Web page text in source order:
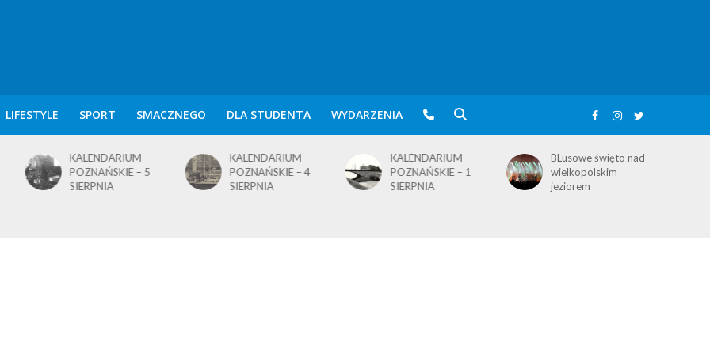
LIFESTYLE SPORT SMACZNEGO DLA STUDENTA WYDARZENIA
KALENDARIUM
POZNAŃSKIE – 4
SIERPNIA
KALENDARIUM
POZNAŃSKIE – 1
SIERPNIA
BLusowe święto nad
wielkopolskim
jeziorem
KALENDARIUM
POZNAŃSKIE – 3
SIERPNIA